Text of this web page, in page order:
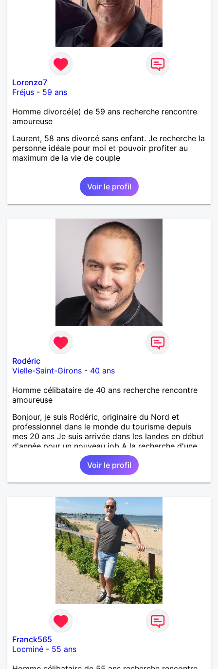
Lorenzo7
Fréjus - 59 ans
Homme divorcé(e) de 59 ans recherche rencontre
amoureuse
Laurent, 58 ans divorcé sans enfant. Je recherche la
personne idéale pour moi et pouvoir profiter au
maximum de la vie de couple
Voir le profil
Rodéric
Vielle-Saint-Girons - 40 ans
Homme célibataire de 40 ans recherche rencontre
amoureuse
Bonjour, je suis Rodéric, originaire du Nord et
professionnel dans le monde du tourisme depuis
mes 20 ans Je suis arrivée dans les landes en début
d'année pour un nouveau job A la recherche d'une
personne avec qui découvrir, partager et pourquoi
pas aimer ;) Je suis quelqu'un d'humain, sociable
avec une pointe de taquinerie ;) Au plaisir :)
Voir le profil
Franck565
Locminé - 55 ans